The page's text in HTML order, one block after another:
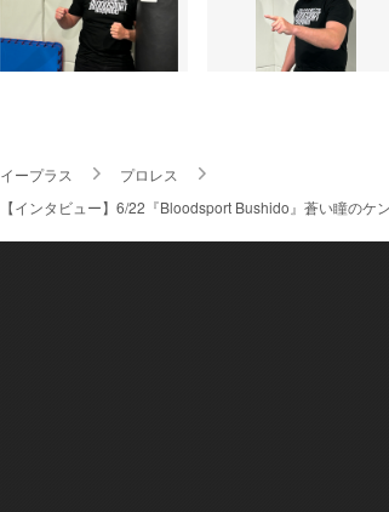
イープラス
プロレス
【インタビュー】6/22『Bloodsport Bushido』蒼い瞳の